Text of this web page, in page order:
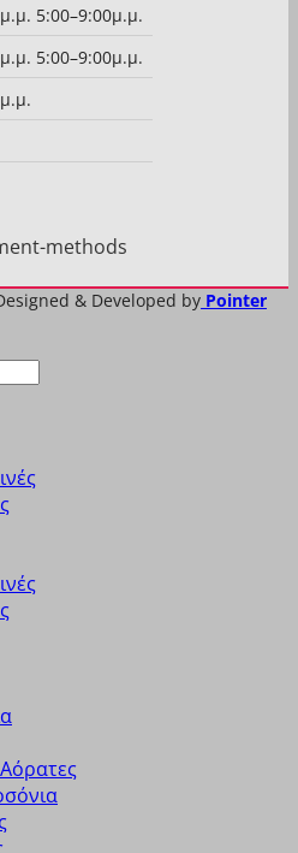
5:00–9:00μ.μ.
5:00–9:00μ.μ.
& Developed by Pointer